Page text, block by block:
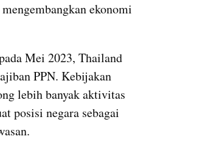
ekonomi
Mei 2023, Thailand
PPN. Kebijakan
lebih banyak aktivitas
posisi negara sebagai